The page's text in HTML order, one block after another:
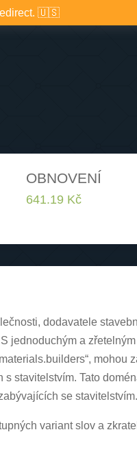
redirect. 🇺🇸
OBNOVENÍ
641.19 Kč
dodavatele
jednoduchým a
mohou
stavitelstvím. Tato
se stavitelstvím.
variant slov a